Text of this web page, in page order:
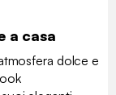
a casa
dolce e